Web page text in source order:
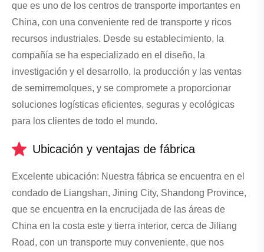
que es uno de los centros de transporte importantes en
China, con una conveniente red de transporte y ricos
recursos industriales. Desde su establecimiento, la
compañía se ha especializado en el diseño, la
investigación y el desarrollo, la producción y las ventas
de semirremolques, y se compromete a proporcionar
soluciones logísticas eficientes, seguras y ecológicas
para los clientes de todo el mundo.
Ubicación y ventajas de fábrica
Excelente ubicación: Nuestra fábrica se encuentra en el
condado de Liangshan, Jining City, Shandong Province,
que se encuentra en la encrucijada de las áreas de
China en la costa este y tierra interior, cerca de Jiliang
Road, con un transporte muy conveniente, que nos